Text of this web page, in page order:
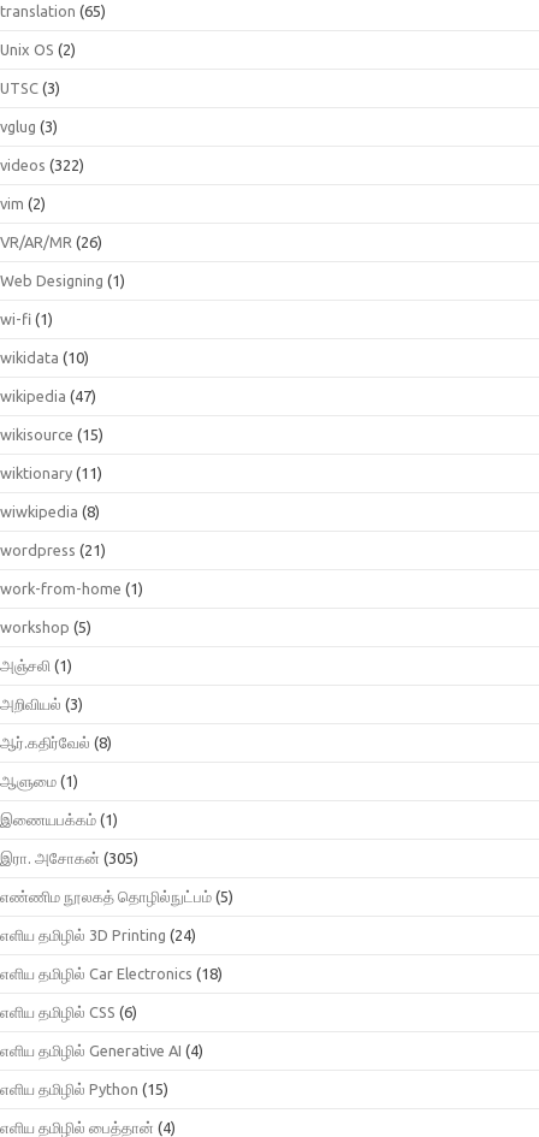
translation (65)
Unix OS (2)
UTSC (3)
vglug (3)
videos (322)
vim (2)
VR/AR/MR (26)
Web Designing (1)
wi-fi (1)
wikidata (10)
wikipedia (47)
wikisource (15)
wiktionary (11)
wiwkipedia (8)
wordpress (21)
work-from-home (1)
workshop (5)
அஞ்சலி (1)
அறிவியல் (3)
ஆர்.கதிர்வேல் (8)
ஆளுமை (1)
இணையபக்கம் (1)
இரா. அசோகன் (305)
எண்ணிம நூலகத் தொழில்நுட்பம் (5)
எளிய தமிழில் 3D Printing (24)
எளிய தமிழில் Car Electronics (18)
எளிய தமிழில் CSS (6)
எளிய தமிழில் Generative AI (4)
எளிய தமிழில் Python (15)
எளிய தமிழில் பைத்தான் (4)